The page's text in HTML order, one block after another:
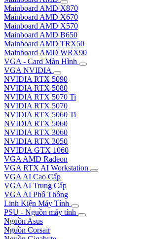
Mainboard AMD X870
Mainboard AMD X670
Mainboard AMD X570
Mainboard AMD B650
Mainboard AMD TRX50
Mainboard AMD WRX90
VGA - Card Màn Hình
VGA NVIDIA
NVIDIA RTX 5090
NVIDIA RTX 5080
NVIDIA RTX 5070 Ti
NVIDIA RTX 5070
NVIDIA RTX 5060 Ti
NVIDIA RTX 5060
NVIDIA RTX 3060
NVIDIA RTX 3050
NVIDIA GTX 1060
VGA AMD Radeon
VGA RTX AI Workstation
VGA AI Cao Cấp
VGA AI Trung Cấp
VGA AI Phổ Thông
Linh Kiện Máy Tính
PSU - Nguồn máy tính
Nguồn Asus
Nguồn Corsair